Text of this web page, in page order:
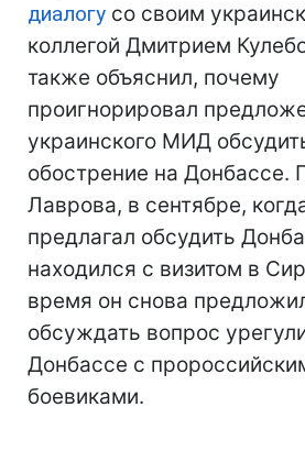
диалогу со своим
коллегой Дмитрием
также объяснил, почему
проигнорировал
украинского МИД
обострение на Донбассе.
Лаврова, в сентябре,
предлагал обсудить
находился с визитом в
время он снова
обсуждать вопрос
Донбассе с
боевиками.